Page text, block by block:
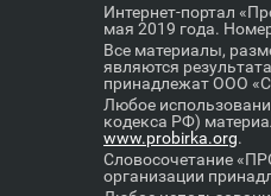
Интернет-портал
мая 2019 года.
Все материалы,
являются
принадлежат ООО
Любое
кодекса РФ)
www.probirka.org.
Словосочетание
организации